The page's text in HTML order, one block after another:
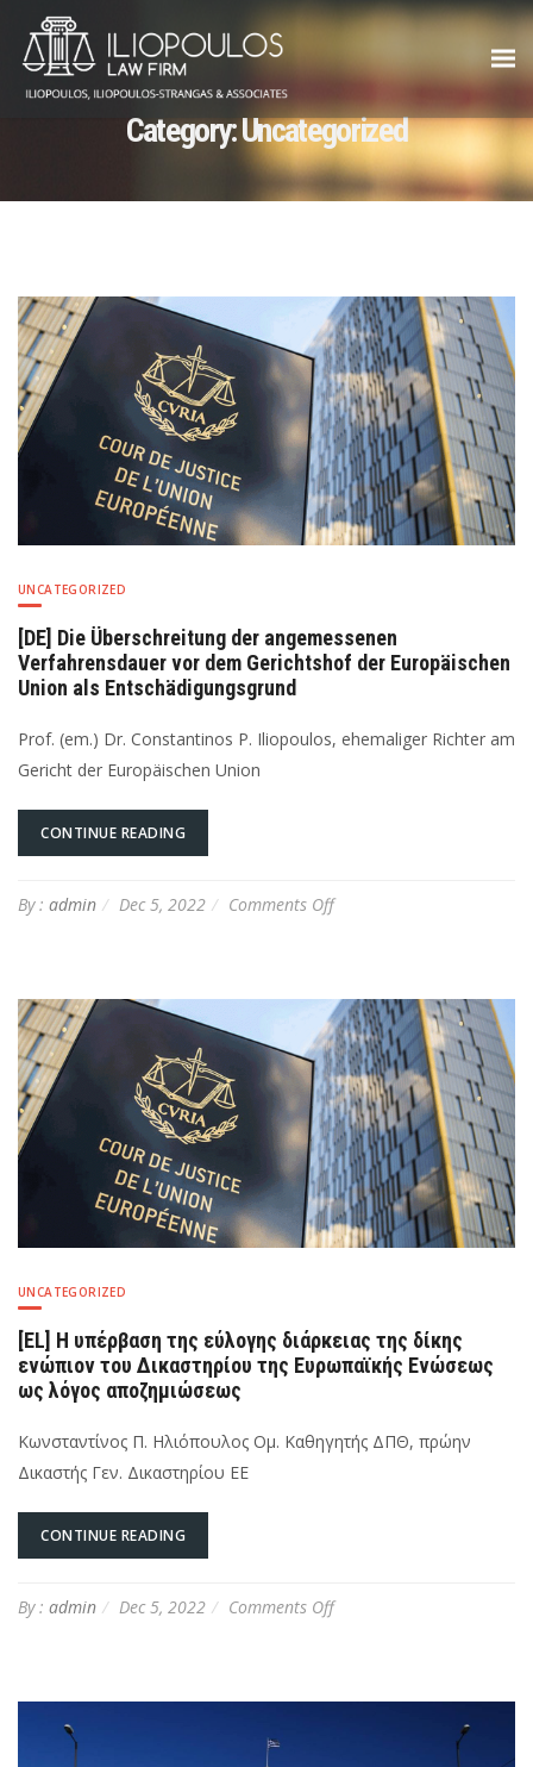
Category:Uncategorized
UNCATEGORIZED
[DE] Die Überschreitung der angemessenen
Verfahrensdauer vor dem Gerichtshof der Europäischen
Union als Entschädigungsgrund
Prof. (em.) Dr. Constantinos P. Iliopoulos, ehemaliger Richter am
Gericht der Europäischen Union
CONTINUE READING
By : admin Dec 5, 2022 Comments Offon
der
angemessenen
Verfahrensdauer
vor
dem
Gerichtshof
der
Europäischen
Union
als
Entschädigungsgrund
UNCATEGORIZED
[EL] Η υπέρβαση της εύλογης διάρκειας της δίκης
ενώπιον του Δικαστηρίου της Ευρωπαϊκής Ενώσεως
ως λόγος αποζημιώσεως
Κωνσταντίνος Π. Ηλιόπουλος Ομ. Καθηγητής ΔΠΘ, πρώην
Δικαστής Γεν. Δικαστηρίου ΕΕ
CONTINUE READING
By : admin Dec 5, 2022 Comments Offon
της